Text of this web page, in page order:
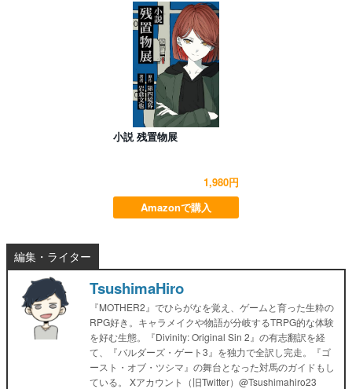
小説 残置物展
1,980円
Amazonで購入
編集・ライター
TsushimaHiro
『MOTHER2』でひらがなを覚え、ゲームと育った生粋の
RPG好き。キャラメイクや物語が分岐するTRPG的な体験
を好む生態。『Divinity: Original Sin 2』の有志翻訳を経
て、『バルダーズ・ゲート3』を独力で全訳し完走。『ゴ
ースト・オブ・ツシマ』の舞台となった対馬のガイドもし
ている。 Xアカウント（旧Twitter）@Tsushimahiro23